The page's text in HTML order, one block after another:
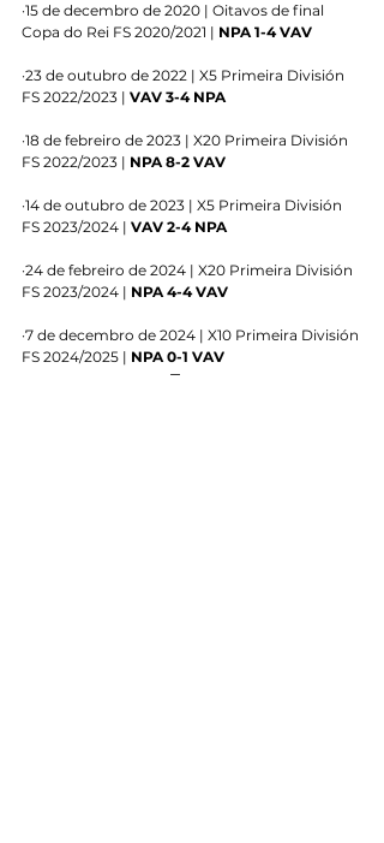
·15 de decembro de 2020 | Oitavos de final
Copa do Rei FS 2020/2021 | NPA 1-4 VAV
·23 de outubro de 2022 | X5 Primeira División
FS 2022/2023 | VAV 3-4 NPA
·18 de febreiro de 2023 | X20 Primeira División
FS 2022/2023 | NPA 8-2 VAV
·14 de outubro de 2023 | X5 Primeira División
FS 2023/2024 | VAV 2-4 NPA
·24 de febreiro de 2024 | X20 Primeira División
FS 2023/2024 | NPA 4-4 VAV
·7 de decembro de 2024 | X10 Primeira División
FS 2024/2025 | NPA 0-1 VAV
Tags: